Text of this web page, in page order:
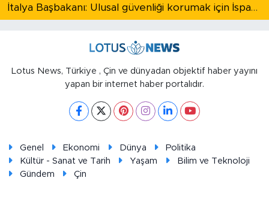
İtalya Başbakanı: Ulusal güvenliği korumak için İspanya ile Schengen kapsamındaki serbest dolaşımı askıya alıyoruz
Lotus News, Türkiye , Çin ve dünyadan objektif haber yayını
yapan bir internet haber portalıdır.
Genel Ekonomi Dünya
Politika
Kültür - Sanat ve Tarih
Yaşam
Bilim ve Teknoloji
Gündem
Çin